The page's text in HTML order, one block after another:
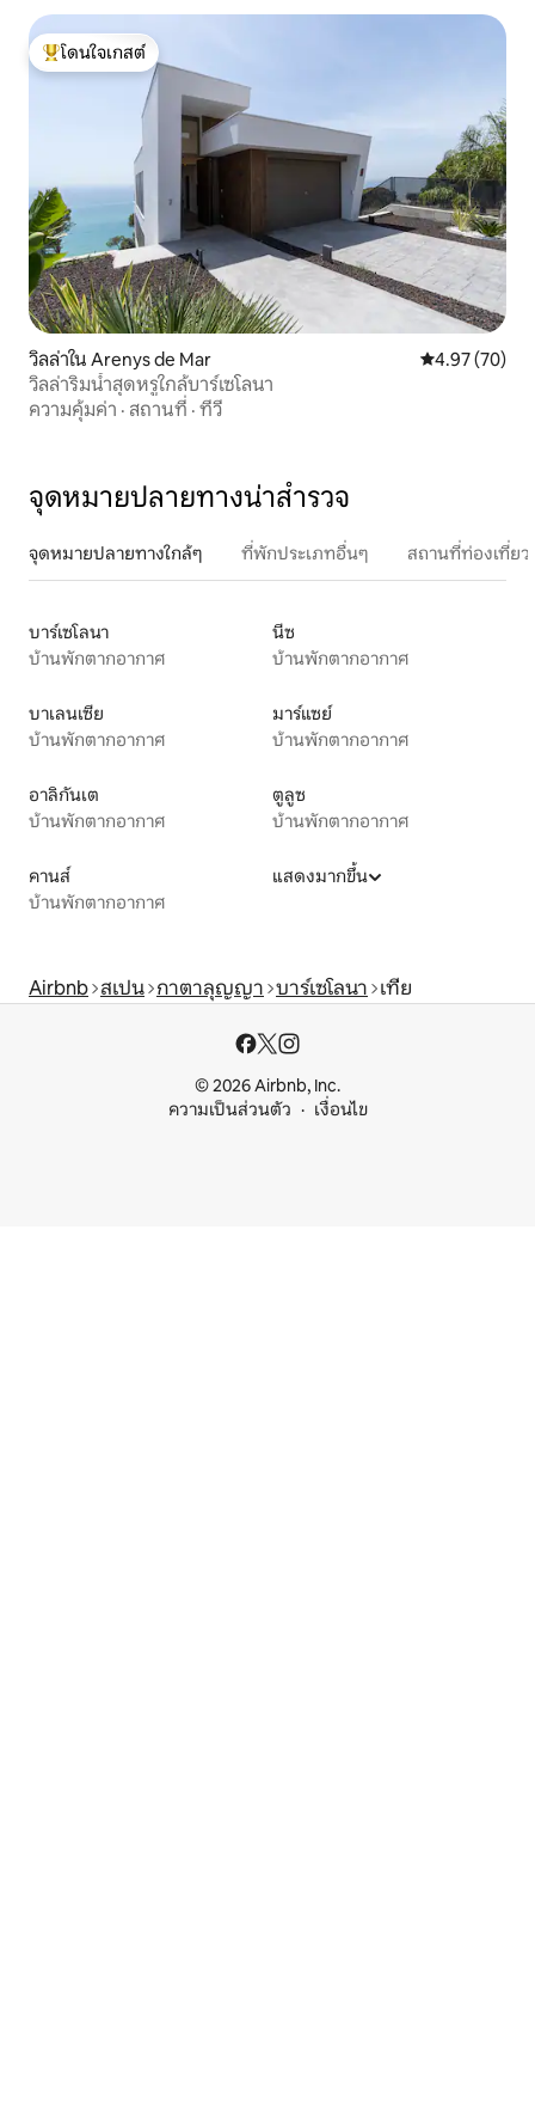
โดนใจเกสต์ที่สุด
โดนใจเกสต์
วิลล่าใน Arenys de Mar คะแนนเฉลี่ย
4.97 (70)
วิลล่าริมน้ำสุดหรูใกล้บาร์เซโลนา
ความคุ้มค่า · สถานที่ · ทีวี
จุดหมายปลายทางน่าสำรวจ
จุดหมายปลายทางใกล้ๆ ที่พักประเภทอื่นๆ สถานที่ท่องเที่ย
บาร์เซโลนา
บ้านพักตากอากาศ
นีซ
บ้านพักตากอากาศ
บาเลนเซีย
บ้านพักตากอากาศ
มาร์แซย์
บ้านพักตากอากาศ
อาลิกันเต
บ้านพักตากอากาศ
ตูลูซ
บ้านพักตากอากาศ
คานส์
บ้านพักตากอากาศ
แสดงมากขึ้น
Airbnb สเปน กาตาลุญญา บาร์เซโลนา เทีย
© 2026 Airbnb, Inc.
ความเป็นส่วนตัว
เงื่อนไข